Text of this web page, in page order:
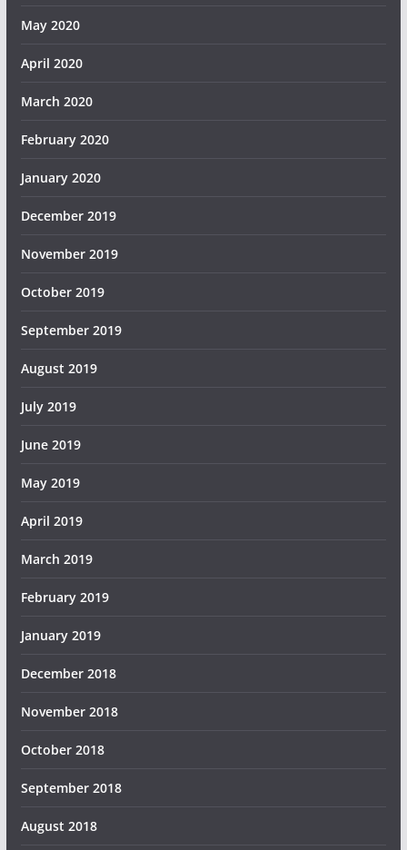
May 2020
April 2020
March 2020
February 2020
January 2020
December 2019
November 2019
October 2019
September 2019
August 2019
July 2019
June 2019
May 2019
April 2019
March 2019
February 2019
January 2019
December 2018
November 2018
October 2018
September 2018
August 2018